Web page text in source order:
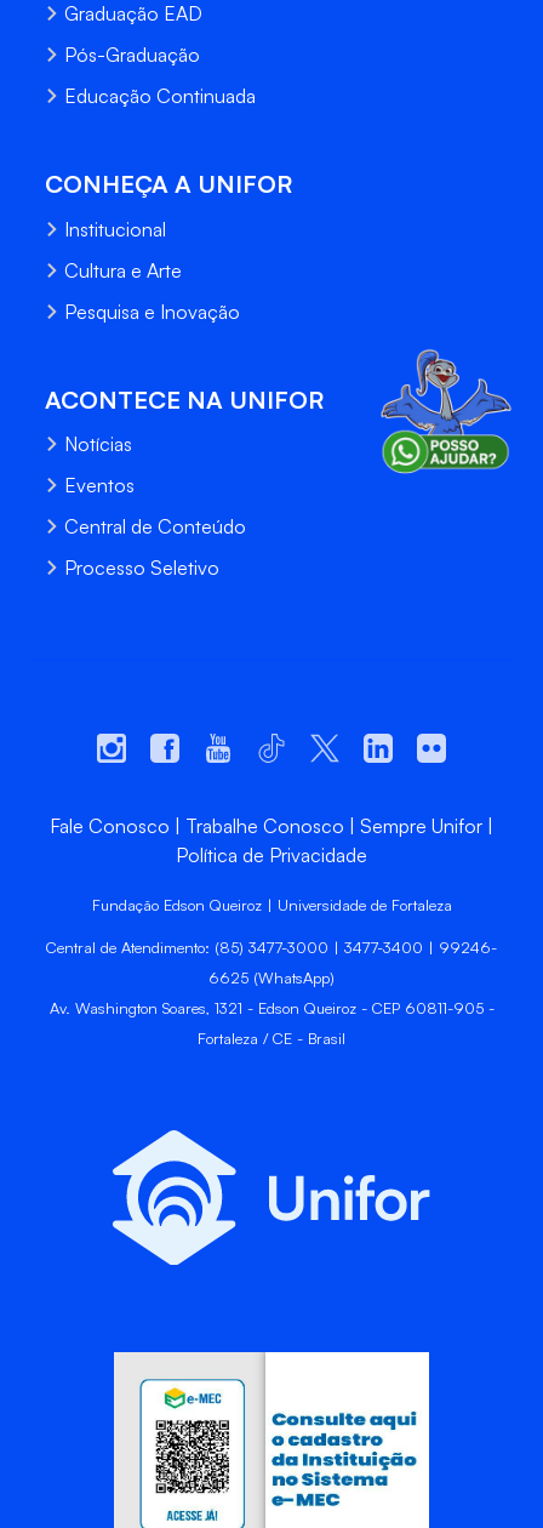
Graduação EAD
Pós-Graduação
Educação Continuada
CONHEÇA A UNIFOR
Institucional
Cultura e Arte
Pesquisa e Inovação
ACONTECE NA UNIFOR
Notícias
Eventos
Central de Conteúdo
Processo Seletivo
Fale Conosco Trabalhe Conosco
Sempre Unifor
Política de Privacidade
Fundação Edson Queiroz | Universidade de Fortaleza
Central de Atendimento: (85) 3477-3000 | 3477-3400 | 99246-
6625 (WhatsApp)
Av. Washington Soares, 1321 - Edson Queiroz - CEP 60811-905 -
Fortaleza / CE - Brasil